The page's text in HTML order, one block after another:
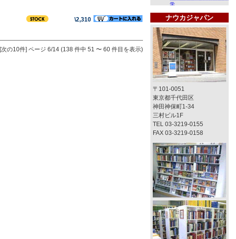
\2,310
[次の10件] ページ 6/14 (138 件中 51 〜 60 件目を表示)
ナウカジャパン
〒101-0051
東京都千代田区
神田神保町1-34
三村ビル1F
TEL 03-3219-0155
FAX 03-3219-0158